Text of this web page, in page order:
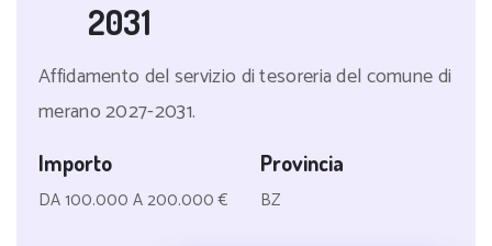
2031
Affidamento del servizio di tesoreria del comune di
merano 2027-2031.
Importo
DA 100.000 A 200.000 €
Provincia
BZ